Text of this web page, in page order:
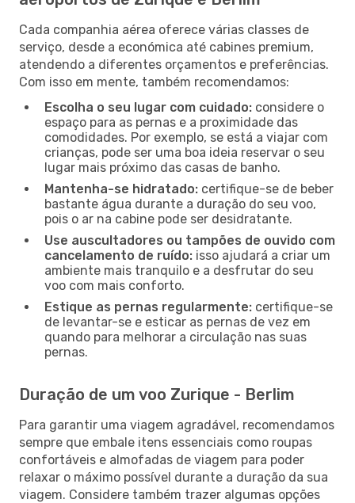
Cada companhia aérea oferece várias classes de
serviço, desde a económica até cabines premium,
atendendo a diferentes orçamentos e preferências.
Com isso em mente, também recomendamos:
Escolha o seu lugar com cuidado: considere o
espaço para as pernas e a proximidade das
comodidades. Por exemplo, se está a viajar com
crianças, pode ser uma boa ideia reservar o seu
lugar mais próximo das casas de banho.
Mantenha-se hidratado: certifique-se de beber
bastante água durante a duração do seu voo,
pois o ar na cabine pode ser desidratante.
Use auscultadores ou tampões de ouvido com
cancelamento de ruído: isso ajudará a criar um
ambiente mais tranquilo e a desfrutar do seu
voo com mais conforto.
Estique as pernas regularmente: certifique-se
de levantar-se e esticar as pernas de vez em
quando para melhorar a circulação nas suas
pernas.
Duração de um voo Zurique - Berlim
Para garantir uma viagem agradável, recomendamos
sempre que embale itens essenciais como roupas
confortáveis e almofadas de viagem para poder
relaxar o máximo possível durante a duração da sua
viagem. Considere também trazer algumas opções